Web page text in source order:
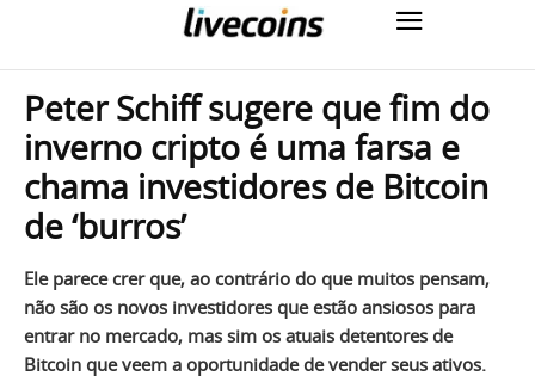
Peter Schiff sugere que fim do
inverno cripto é uma farsa e
chama investidores de Bitcoin
de ‘burros’
Ele parece crer que, ao contrário do que muitos pensam,
não são os novos investidores que estão ansiosos para
entrar no mercado, mas sim os atuais detentores de
Bitcoin que veem a oportunidade de vender seus ativos.